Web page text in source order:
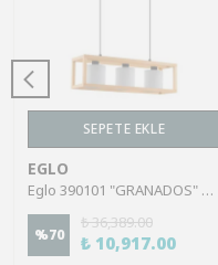
SEPETE EKLE
EGLO
Eglo 390101 "GRANADOS" 150 Cm Yüksekliğinde Çelik, Ahşap Siyah, Kahverengi Sarkıt Avize
%70
₺ 36,389.00
₺ 10,917.00